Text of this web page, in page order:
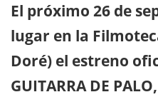
El próximo 26 de
lugar en la
Doré) el estreno
GUITARRA DE